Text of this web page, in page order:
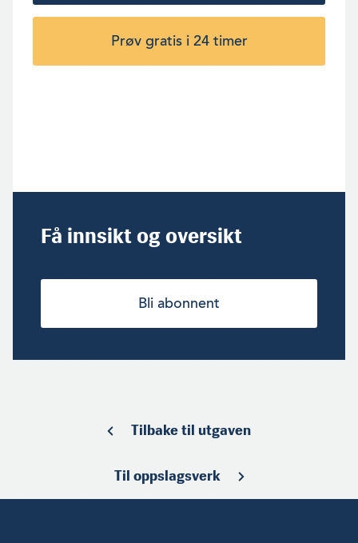
Prøv gratis i 24 timer
Få innsikt og oversikt
Bli abonnent
Tilbake til utgaven
Til oppslagsverk